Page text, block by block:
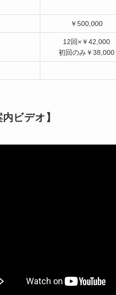
￥500,000
12回×￥42,000
初回のみ￥38,000
ビデオ】